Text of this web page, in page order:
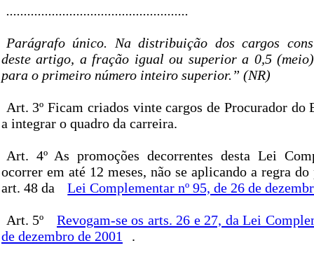
....................................................
Parágrafo único. Na distribuição dos cargos
deste artigo, a fração igual ou superior a 0,5
para o primeiro número inteiro superior.” (NR)
Art. 3º Ficam criados vinte cargos de Procurador do
a integrar o quadro da carreira.
Art. 4º As promoções decorrentes desta Lei
ocorrer em até 12 meses, não se aplicando a regra
art. 48 da
Lei Complementar nº 95, de 26 de
Art. 5º
Revogam-se os arts. 26 e 27, da Lei
de dezembro de 2001
.